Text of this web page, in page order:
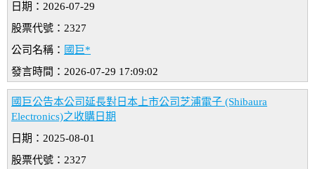
日期：2026-07-29
股票代號：2327
公司名稱： 國巨*
發言時間：2026-07-29 17:09:02
國巨公告本公司延長對日本上市公司芝浦電子 (Shibaura
Electronics)之收購日期
日期：2025-08-01
股票代號：2327